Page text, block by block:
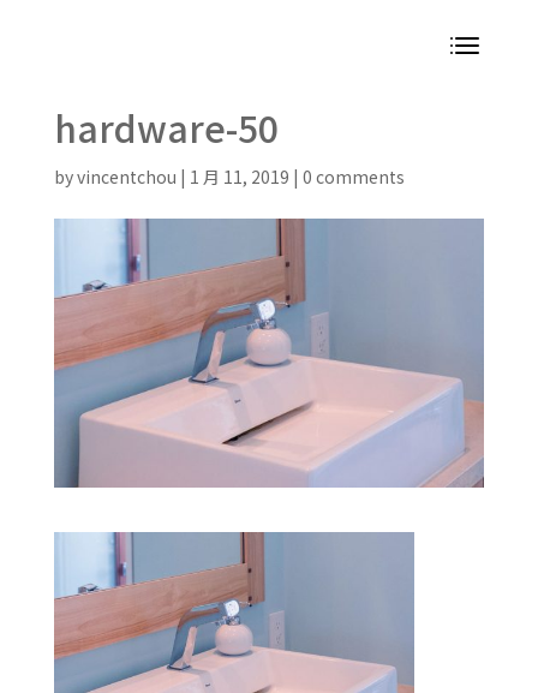
hardware-50
byvincentchou | 1 月 11, 2019 | 0 comments